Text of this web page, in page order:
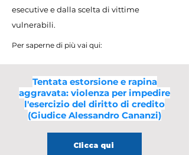
esecutive e dalla scelta di vittime
vulnerabili.
Per saperne di più vai qui:
Tentata estorsione e rapina
aggravata: violenza per impedire
l'esercizio del diritto di credito
(Giudice Alessandro Cananzi)
Clicca qui